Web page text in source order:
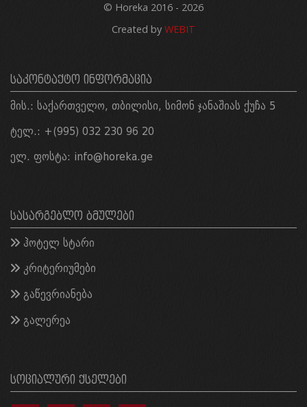
© Horeka 2016 - 2026
Created by WEBIT
ᲡᲐᲙᲝᲜᲢᲐᲥᲢᲝ ᲘᲜᲤᲝᲠᲛᲐᲪᲘᲐ
მის.: საქართველო, თბილისი, სიმონ ჯანაშიას ქუჩა 5
ტელ.: +(995) 032 230 96 20
ელ. ფოსტა: info@horeka.ge
ᲡᲐᲡᲐᲠᲒᲔᲑᲚᲝ ᲑᲛᲣᲚᲔᲑᲘ
ჰოტელ სტარი
კრიტერიუმები
გაწევრიანება
გალერეა
ᲡᲝᲪᲘᲐᲚᲣᲠᲘ ᲥᲡᲔᲚᲔᲑᲘ